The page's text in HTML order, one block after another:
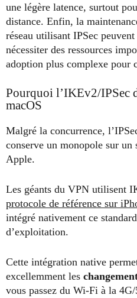
une légère latence, surtout
distance. Enfin, la
réseau utilisant IPSec peuvent
nécessiter des ressources
adoption plus complexe pour
Pourquoi l’IKEv2/IPSec
macOS
Malgré la concurrence,
conserve un monopole sur un
Apple.
Les géants du VPN utilisent
protocole de référence sur
intégré nativement ce
d’exploitation.
Cette intégration native
excellemment les
vous passez du Wi-Fi à la